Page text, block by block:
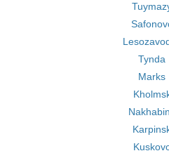
Tynda
Marks